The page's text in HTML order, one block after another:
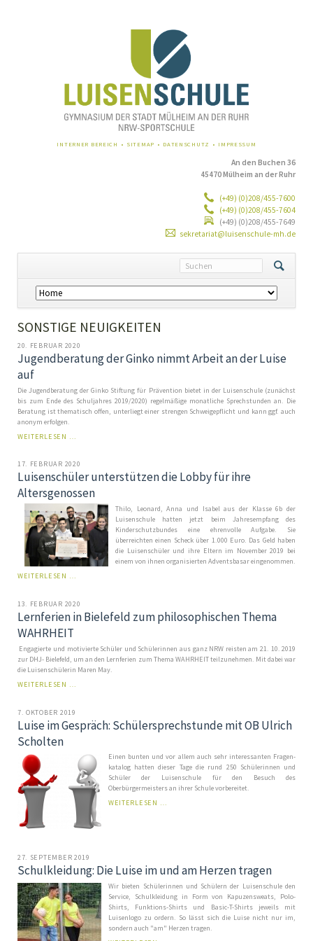
NAVIGATION
INTERNER BEREICH SITEMAP DATENSCHUTZ IMPRESSUM
An den Buchen 36
45470 Mülheim an der Ruhr
(+49) (0)208/455-7600
(+49) (0)208/455-7604
(+49) (0)208/455-7649
sekretariat@luisenschule-mh.de
Navigation
überspringen
SONSTIGE NEUIGKEITEN
20. FEBRUAR 2020
Jugendberatung der Ginko nimmt Arbeit an der Luise
auf
Die Jugendberatung der Ginko Stiftung für Prävention bietet in der Luisenschule (zunächst
bis zum Ende des Schuljahres 2019/2020) regelmäßige monatliche Sprechstunden an. Die
Beratung ist thematisch offen, unterliegt einer strengen Schweigepflicht und kann ggf. auch
anonym erfolgen.
WEITERLESEN …
NIMMT
ARBEIT
DER
LUISE
AUF
17. FEBRUAR 2020
Luisenschüler unterstützen die Lobby für ihre
Altersgenossen
Thilo, Leonard, Anna und Isabel aus der Klasse 6b der
Luisenschule hatten jetzt beim Jahresempfang des
Kinderschutzbundes eine ehrenvolle Aufgabe. Sie
überreichten einen Scheck über 1.000 Euro. Das Geld haben
die Luisenschüler und ihre Eltern im November 2019 bei
einem von ihnen organisierten Adventsbasar eingenommen.
WEITERLESEN …
13. FEBRUAR 2020
Lernferien in Bielefeld zum philosophischen Thema
WAHRHEIT
Engagierte und motivierte Schüler und Schülerinnen aus ganz NRW reisten am 21. 10. 2019
zur DHJ- Bielefeld, um an den Lernferien zum Thema WAHRHEIT teilzunehmen. Mit dabei war
die Luisenschülerin Maren May.
WEITERLESEN …
PHILOSOPHISCHEN
7. OKTOBER 2019
Luise im Gespräch: Schülersprechstunde mit OB Ulrich
Scholten
Einen bunten und vor allem auch sehr interessanten Fragen­
katalog hatten dieser Tage die rund 250 Schülerinnen und
Schüler der Luisen­schule für den Besuch des
Oberbürgermeisters an ihrer Schule vorbereitet.
WEITERLESEN …
ULRICH
SCHOLTEN
27. SEPTEMBER 2019
Schulkleidung: Die Luise im und am Herzen tragen
Wir bieten Schülerinnen und Schülern der Luisen­schule den
Service, Schulkleidung in Form von Kapu­zen­sweats, Polo-
Shirts, Funktions-Shirts und Basic-T-Shirts jeweils mit
Luisenlogo zu ordern. So lässt sich die Luise nicht nur im,
sondern auch "am" Herzen tragen.